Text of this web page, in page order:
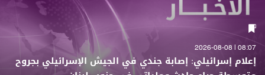
08:07 | 2026-08-08
إعلام إسرائيلي: إصابة جندي في الجيش الإسرائيلي بجروح